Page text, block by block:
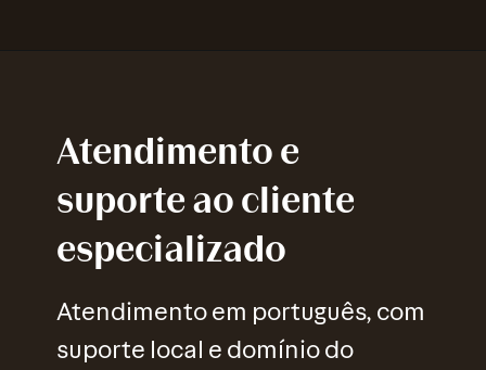
Atendimento em português, com
suporte local e domínio do
Atendimento e
suporte ao cliente
especializado